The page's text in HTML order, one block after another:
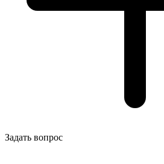
Задать вопрос